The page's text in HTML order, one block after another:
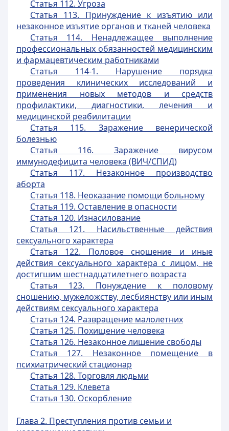
Статья 112. Угроза
Статья 113. Принуждение к изъятию или
незаконное изъятие органов и тканей человека
Статья 114. Ненадлежащее выполнение
профессиональных обязанностей медицинским
и фармацевтическим работниками
Статья 114-1. Нарушение порядка
проведения клинических исследований и
применения новых методов и средств
профилактики, диагностики, лечения и
медицинской реабилитации
Статья 115. Заражение венерической
болезнью
Статья 116. Заражение вирусом
иммунодефицита человека (ВИЧ/СПИД)
Статья 117. Незаконное производство
аборта
Статья 118. Неоказание помощи больному
Статья 119. Оставление в опасности
Статья 120. Изнасилование
Статья 121. Насильственные действия
сексуального характера
Статья 122. Половое сношение и иные
действия сексуального характера с лицом, не
достигшим шестнадцатилетнего возраста
Статья 123. Понуждение к половому
сношению, мужеложству, лесбиянству или иным
действиям сексуального характера
Статья 124. Развращение малолетних
Статья 125. Похищение человека
Статья 126. Незаконное лишение свободы
Статья 127. Незаконное помещение в
психиатрический стационар
Статья 128. Торговля людьми
Статья 129. Клевета
Статья 130. Оскорбление
Глава 2. Преступления против семьи и